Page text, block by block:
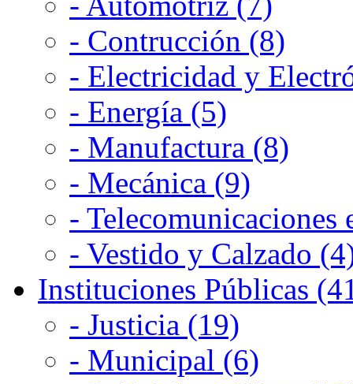
- Contrucción (8)
- Electricidad y
- Energía (5)
- Manufactura (8)
- Mecánica (9)
-
- Vestido y Calzado
Instituciones Públicas
- Justicia (19)
- Municipal (6)